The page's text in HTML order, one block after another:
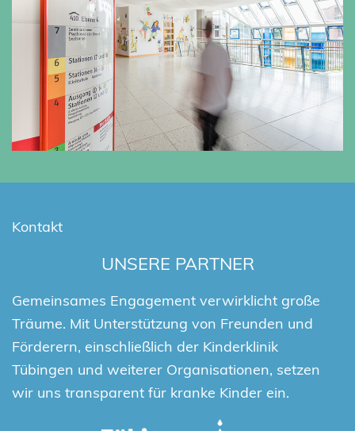
Kontakt
UNSERE PARTNER
Gemeinsames Engagement verwirklicht große
Träume. Mit Unterstützung von Freunden und
Förderern, einschließlich der Kinderklinik
Tübingen und weiterer Organisationen, setzen
wir uns transparent für kranke Kinder ein.